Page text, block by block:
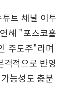
브 채널 이투
해 "포스코홀
주도주"라며
적으로 반영
능성도 충분